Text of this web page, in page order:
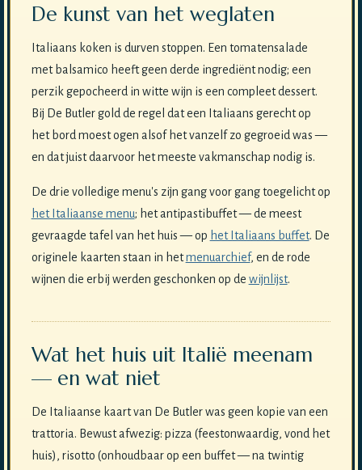
De kunst van het weglaten
Italiaans koken is durven stoppen. Een tomatensalade
met balsamico heeft geen derde ingrediënt nodig; een
perzik gepocheerd in witte wijn is een compleet dessert.
Bij De Butler gold de regel dat een Italiaans gerecht op
het bord moest ogen alsof het vanzelf zo gegroeid was —
en dat juist daarvoor het meeste vakmanschap nodig is.
De drie volledige menu's zijn gang voor gang toegelicht op
het Italiaanse menu; het antipastibuffet — de meest
gevraagde tafel van het huis — op het Italiaans buffet. De
originele kaarten staan in hetmenuarchief, en de rode
wijnen die erbij werden geschonken op de wijnlijst.
Wat het huis uit Italië meenam
— en wat niet
De Italiaanse kaart van De Butler was geen kopie van een
trattoria. Bewust afwezig: pizza (feestonwaardig, vond het
huis), risotto (onhoudbaar op een buffet — na twintig